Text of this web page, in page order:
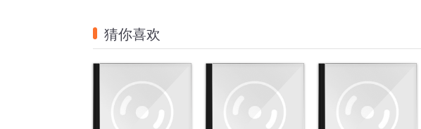
猜你喜欢